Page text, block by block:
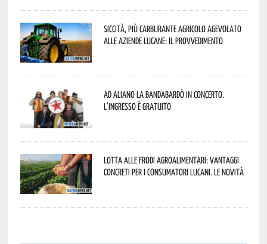
Siccità, più carburante agricolo agevolato
alle aziende lucane: il provvedimento
Ad Aliano la Bandabardò in concerto.
L’ingresso è gratuito
Lotta alle frodi agroalimentari: vantaggi
concreti per i consumatori lucani. Le novità